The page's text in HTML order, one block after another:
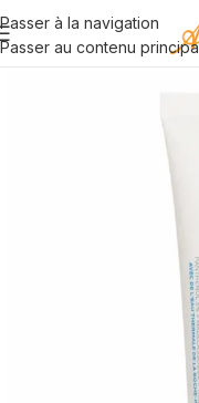
Passer à la navigation
Passer au contenu